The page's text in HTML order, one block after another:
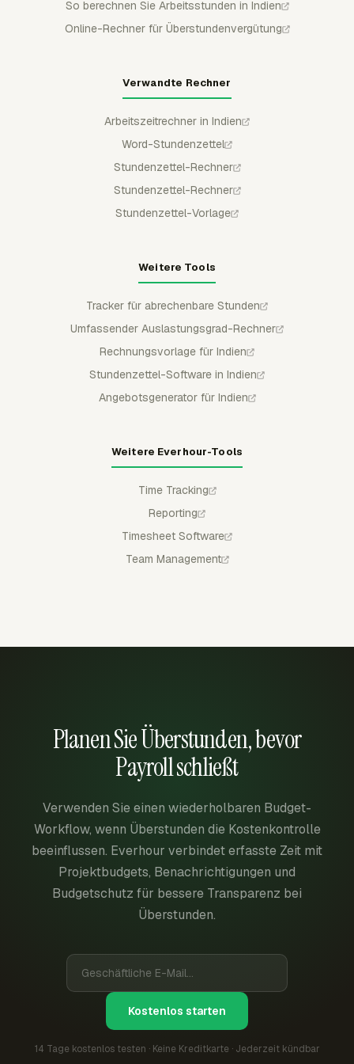
So berechnen Sie Arbeitsstunden in Indien
Online-Rechner für Überstundenvergütung
Verwandte Rechner
Arbeitszeitrechner in Indien
Word-Stundenzettel
Stundenzettel-Rechner
Stundenzettel-Rechner
Stundenzettel-Vorlage
Weitere Tools
Tracker für abrechenbare Stunden
Umfassender Auslastungsgrad-Rechner
Rechnungsvorlage für Indien
Stundenzettel-Software in Indien
Angebotsgenerator für Indien
Weitere Everhour-Tools
Time Tracking
Reporting
Timesheet Software
Team Management
Planen Sie Überstunden, bevor
Payroll schließt
Verwenden Sie einen wiederholbaren Budget-
Workflow, wenn Überstunden die Kostenkontrolle
beeinflussen. Everhour verbindet erfasste Zeit mit
Projektbudgets, Benachrichtigungen und
Budgetschutz für bessere Transparenz bei
Überstunden.
Kostenlos starten
14 Tage kostenlos testen · Keine Kreditkarte · Jederzeit kündbar